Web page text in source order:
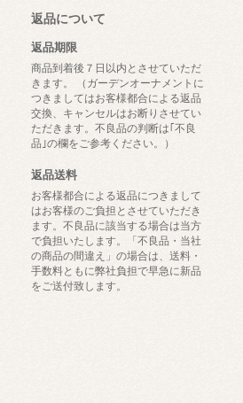
返品について
返品期限
商品到着後７日以内とさせていただ
きます。 （ガーデンオーナメントに
つきましてはお客様都合による返品
交換、キャンセルはお断りさせてい
ただきます。不良品の判断は｢不良
品｣の欄をご参考ください。）
返品送料
お客様都合による返品につきまして
はお客様のご負担とさせていただき
ます。不良品に該当する場合は当方
で負担いたします。「不良品・当社
の商品の間違え」の場合は、送料・
手数料ともに弊社負担で早急に新品
をご送付致します。